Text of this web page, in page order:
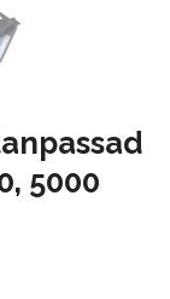
5000